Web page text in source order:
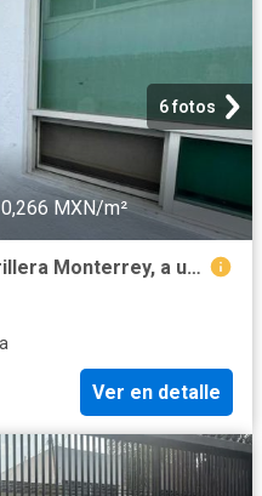
6 fotos
MXN/m²
Propiedad en Venta en Ladrillera Monterrey, a un lado de nuevo sur
Ver en detalle